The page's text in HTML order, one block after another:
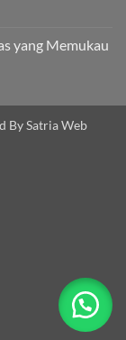
yang Memukau
By Satria Web